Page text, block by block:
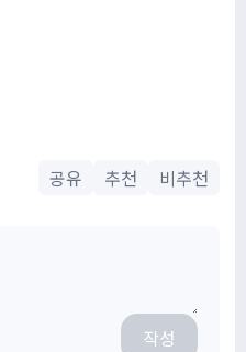
공유 추천 비추천
작성